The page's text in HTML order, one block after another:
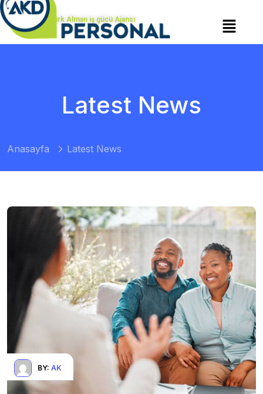
Türk Alman iş gücü Ajansı
Latest News
Anasayfa Latest News
BY: AK